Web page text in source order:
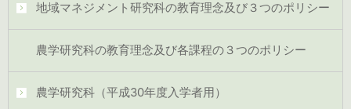
地域マネジメント研究科の教育理念及び３つのポリシー
農学研究科の教育理念及び各課程の３つのポリシー
農学研究科（平成30年度入学者用）